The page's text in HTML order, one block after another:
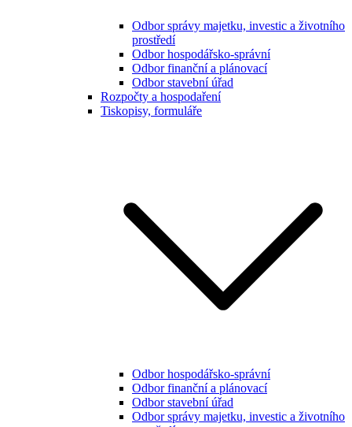
Odbor správy majetku, investic a životního
prostředí
Odbor hospodářsko-správní
Odbor finanční a plánovací
Odbor stavební úřad
Rozpočty a hospodaření
Tiskopisy, formuláře
Odbor hospodářsko-správní
Odbor finanční a plánovací
Odbor stavební úřad
Odbor správy majetku, investic a životního